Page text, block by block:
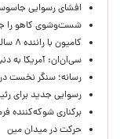
افشای رسوایی
شست‌وشوی کاهو را
کامیون با راننده ۸ ساله در اصفهان توقیف شد
سی‌ان‌ان: آمریکا به
رسانه؛ سنگر نخست
رسوایی جدید برای
برکناری شوکه‌کننده
حركت در ميدان مين